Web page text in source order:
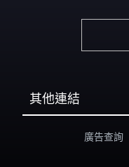
其他連結
廣告查詢